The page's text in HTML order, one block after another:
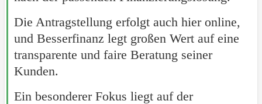
Die Antragstellung erfolgt auch hier online,
und Besserfinanz legt großen Wert auf eine
transparente und faire Beratung seiner
Kunden.
Ein besonderer Fokus liegt auf der